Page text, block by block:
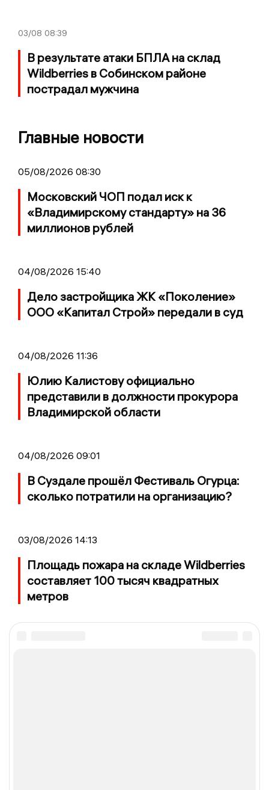
03/08 08:39
В результате атаки БПЛА на склад
Wildberries в Собинском районе
пострадал мужчина
Главные новости
05/08/2026 08:30
Московский ЧОП подал иск к
«Владимирскому стандарту» на 36
миллионов рублей
04/08/2026 15:40
Дело застройщика ЖК «Поколение»
ООО «Капитал Строй» передали в суд
04/08/2026 11:36
Юлию Калистову официально
представили в должности прокурора
Владимирской области
04/08/2026 09:01
В Суздале прошёл Фестиваль Огурца:
сколько потратили на организацию?
03/08/2026 14:13
Площадь пожара на складе Wildberries
составляет 100 тысяч квадратных
метров